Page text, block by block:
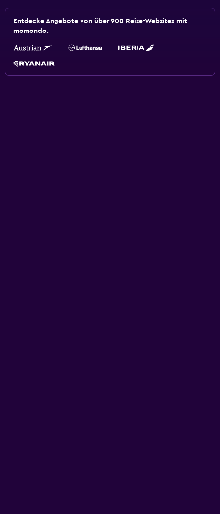
Entdecke Angebote von über 900 Reise-Websites mit
momondo.